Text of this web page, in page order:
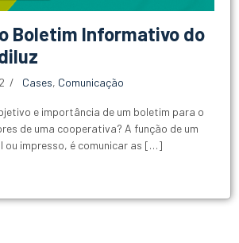
Boletim Informativo do
Cases, Comunicação
e importância de um boletim para o
de uma cooperativa? A função de um
ou impresso, é comunicar as […]